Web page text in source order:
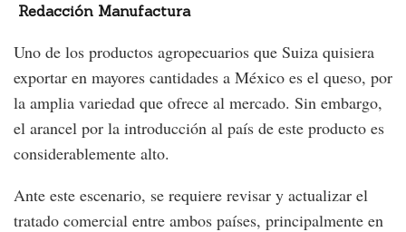
Redacción Manufactura
Uno de los productos agropecuarios que Suiza quisiera
exportar en mayores cantidades a México es el queso, por
la amplia variedad que ofrece al mercado. Sin embargo,
el arancel por la introducción al país de este producto es
considerablemente alto.
Ante este escenario, se requiere revisar y actualizar el
tratado comercial entre ambos países, principalmente en